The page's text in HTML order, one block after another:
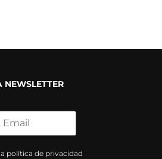
NEWSLETTER
política de privacidad